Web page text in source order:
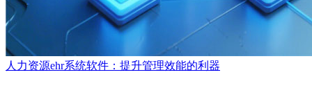
人力资源ehr系统软件：提升管理效能的利器